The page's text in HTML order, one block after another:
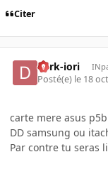
Citer
dark-iori
Posté(e) le 18
carte mere asus
DD samsung ou
Par contre tu seras